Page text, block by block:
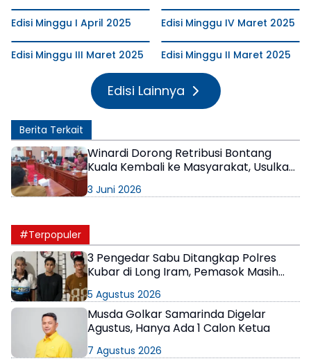
Edisi Minggu I April 2025 Edisi Minggu IV Maret 2025
Edisi Minggu III Maret 2025 Edisi Minggu II Maret 2025
Edisi Lainnya
Berita Terkait
Winardi Dorong Retribusi Bontang
Kuala Kembali ke Masyarakat, Usulkan
Lokal
3 Juni 2026
#Terpopuler
3 Pengedar Sabu Ditangkap Polres
Kubar di Long Iram, Pemasok Masih
5 Agustus 2026
Musda Golkar Samarinda Digelar
Agustus, Hanya Ada 1 Calon Ketua
7 Agustus 2026